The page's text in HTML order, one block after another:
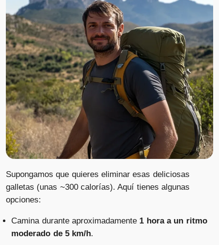
Supongamos que quieres eliminar esas deliciosas
galletas (unas ~300 calorías). Aquí tienes algunas
opciones:
Camina durante aproximadamente 1 hora a un ritmo
moderado de 5 km/h.